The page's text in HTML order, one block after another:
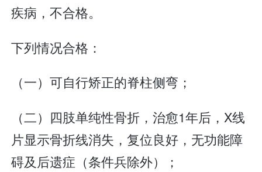
疾病，不合格。
下列情况合格：
（一）可自行矫正的脊柱侧弯；
（二）四肢单纯性骨折，治愈1年后，X线
片显示骨折线消失，复位良好，无功能障
碍及后遗症（条件兵除外）；